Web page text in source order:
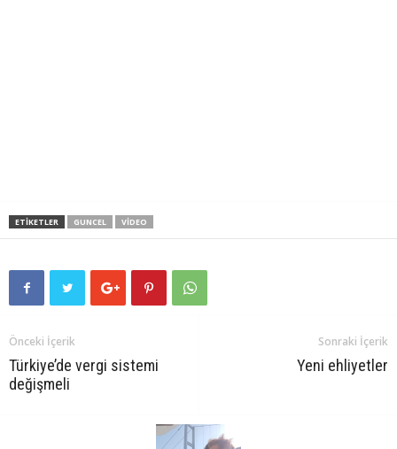
ETIKETLER GUNCEL VIDEO
Önceki İçerik
Türkiye’de vergi sistemi
değişmeli
Sonraki İçerik
Yeni ehliyetler